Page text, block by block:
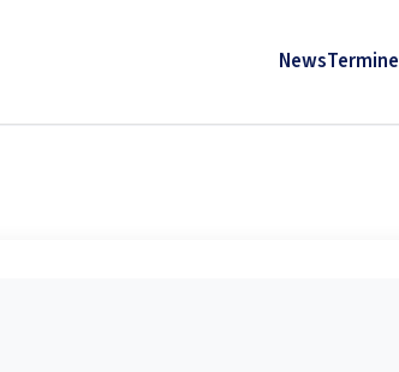
NewsTermine